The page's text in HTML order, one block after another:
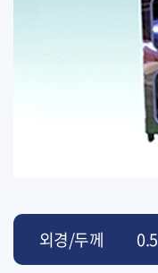
외경/두께 0.5